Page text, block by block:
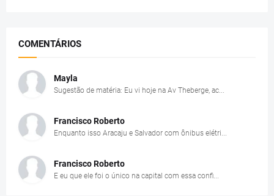
COMENTÁRIOS
Mayla
Sugestão de matéria: Eu vi hoje na Av Theberge, ac...
Francisco Roberto
Enquanto isso Aracaju e Salvador com ônibus elétri...
Francisco Roberto
E eu que ele foi o único na capital com essa confi...